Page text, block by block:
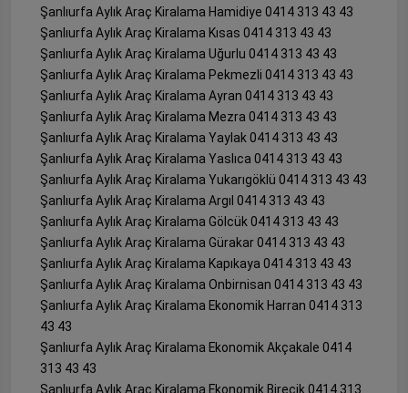
Şanlıurfa Aylık Araç Kiralama Hamidiye 0414 313 43 43
Şanlıurfa Aylık Araç Kiralama Kısas 0414 313 43 43
Şanlıurfa Aylık Araç Kiralama Uğurlu 0414 313 43 43
Şanlıurfa Aylık Araç Kiralama Pekmezli 0414 313 43 43
Şanlıurfa Aylık Araç Kiralama Ayran 0414 313 43 43
Şanlıurfa Aylık Araç Kiralama Mezra 0414 313 43 43
Şanlıurfa Aylık Araç Kiralama Yaylak 0414 313 43 43
Şanlıurfa Aylık Araç Kiralama Yaslıca 0414 313 43 43
Şanlıurfa Aylık Araç Kiralama Yukarıgöklü 0414 313 43 43
Şanlıurfa Aylık Araç Kiralama Argıl 0414 313 43 43
Şanlıurfa Aylık Araç Kiralama Gölcük 0414 313 43 43
Şanlıurfa Aylık Araç Kiralama Gürakar 0414 313 43 43
Şanlıurfa Aylık Araç Kiralama Kapıkaya 0414 313 43 43
Şanlıurfa Aylık Araç Kiralama Onbirnisan 0414 313 43 43
Şanlıurfa Aylık Araç Kiralama Ekonomik Harran 0414 313
43 43
Şanlıurfa Aylık Araç Kiralama Ekonomik Akçakale 0414
313 43 43
Şanlıurfa Aylık Araç Kiralama Ekonomik Birecik 0414 313